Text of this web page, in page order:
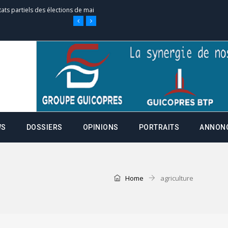
partiels des élections de mai
joignable au 105, ouvert
campagnes ce jeudi 28 mai à
DOSSIERS OPINIONS PORTRAITS
Home agriculture